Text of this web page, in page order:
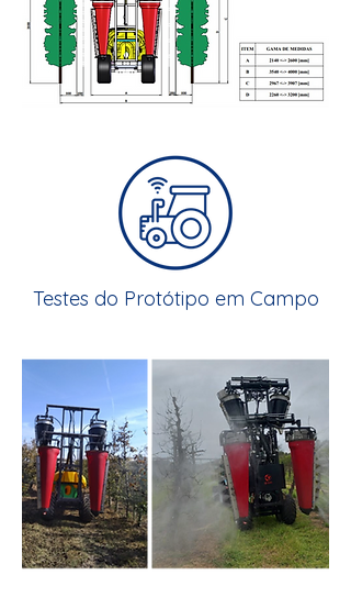
Testes do Protótipo em Campo